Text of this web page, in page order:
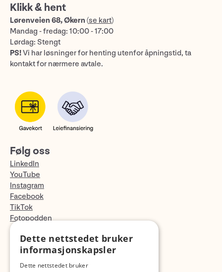
Klikk & hent
Lørenveien 68, Økern (se kart)
Mandag - fredag: 10:00 - 17:00
Lørdag: Stengt
PS!Vi har løsninger for henting utenfor åpningstid, ta
kontakt for nærmere avtale.
Følg oss
LinkedIn
YouTube
Instagram
Facebook
TikTok
Fotopodden
Med forbehold om skrive- og lagerfeil
Dette nettstedet bruker
informasjonskapsler
Dette nettstedet bruker